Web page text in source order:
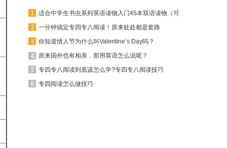
一分钟搞定专四专八阅读！原来处处都是套路
你知道情人节为什么叫Valentine’s Day吗？
原来国外也有相亲，那用英语怎么说呢？
专四专八阅读到底该怎么学?专四专八阅读技巧
专四阅读怎么做技巧